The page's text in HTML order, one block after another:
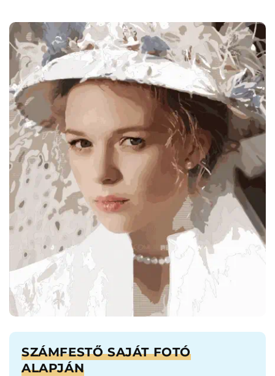
SZÁMFESTŐ SAJÁT FOTÓ
ALAPJÁN